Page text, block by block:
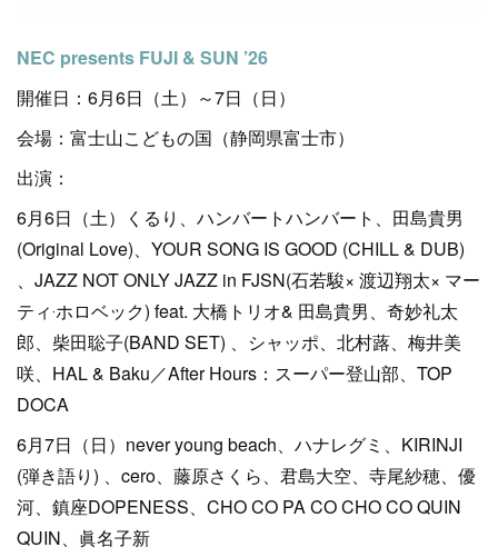
NEC presents FUJI & SUN ’26
開催日：6月6日（土）～7日（日）
会場：富士山こどもの国（静岡県富士市）
出演：
6月6日（土）くるり、ハンバートハンバート、⽥島貴男
(Original Love)、YOUR SONG IS GOOD (CHILL & DUB)
、JAZZ NOT ONLY JAZZ in FJSN(⽯若駿× 渡辺翔太× マー
ティ‧ホロベック) feat. ⼤橋トリオ& ⽥島貴男、奇妙礼太
郎、柴⽥聡⼦(BAND SET) 、シャッポ、北村蕗、梅井美
咲、HAL & Baku／After Hours：スーパー登⼭部、TOP
DOCA
6月7日（日）never young beach、ハナレグミ、KIRINJI
(弾き語り) 、cero、藤原さくら、君島⼤空、寺尾紗穂、優
河、鎮座DOPENESS、CHO CO PA CO CHO CO QUIN
QUIN、眞名⼦新